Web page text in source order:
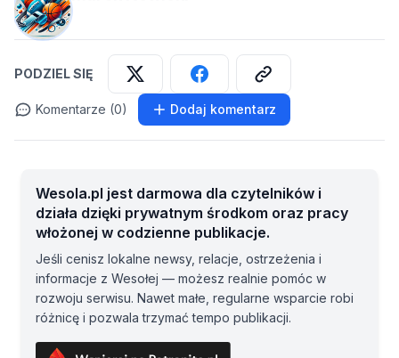
PODZIEL SIĘ
Komentarze (0) Dodaj komentarz
Wesola.pl jest darmowa dla czytelników i
działa dzięki prywatnym środkom oraz pracy
włożonej w codzienne publikacje.
Jeśli cenisz lokalne newsy, relacje, ostrzeżenia i
informacje z Wesołej — możesz realnie pomóc w
rozwoju serwisu. Nawet małe, regularne wsparcie robi
różnicę i pozwala trzymać tempo publikacji.